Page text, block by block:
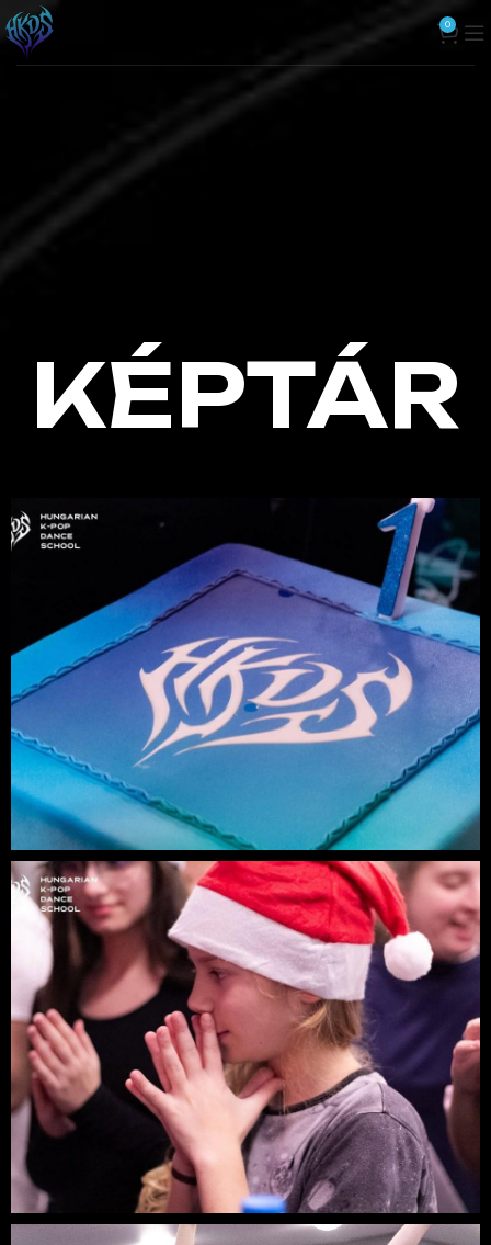
0
KÉPTÁR